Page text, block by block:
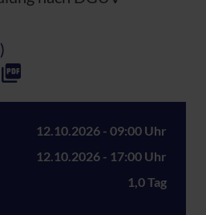
12.10.2026 - 09:00 Uhr
12.10.2026 - 17:00 Uhr
1,0 Tag